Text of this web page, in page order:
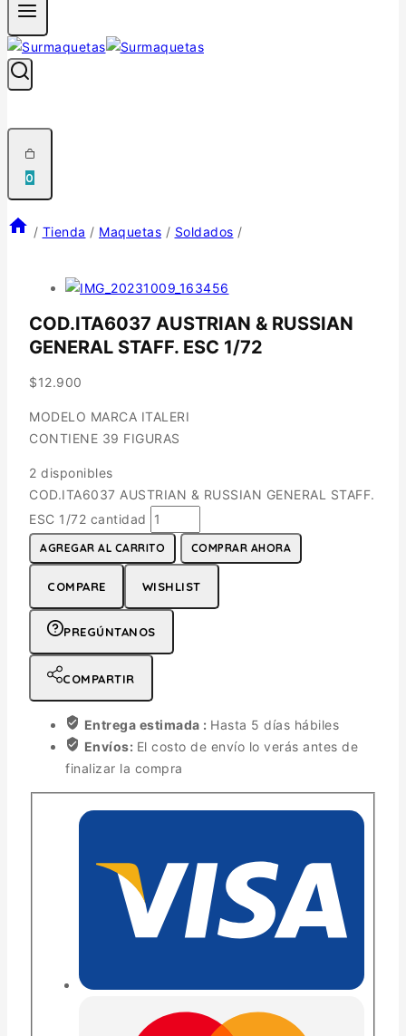
0
/ Tienda / Maquetas / Soldados /
COD.ITA6037 AUSTRIAN & RUSSIAN
GENERAL STAFF. ESC 1/72
$12.900
MODELO MARCA ITALERI
CONTIENE 39 FIGURAS
2 disponibles
COD.ITA6037 AUSTRIAN & RUSSIAN GENERAL STAFF.
ESC 1/72 cantidad
AGREGAR AL CARRITO COMPRAR AHORA
COMPARE WISHLIST
PREGÚNTANOS
COMPARTIR
Entrega estimada : Hasta 5 días hábiles
Envíos: El costo de envío lo verás antes de
finalizar la compra